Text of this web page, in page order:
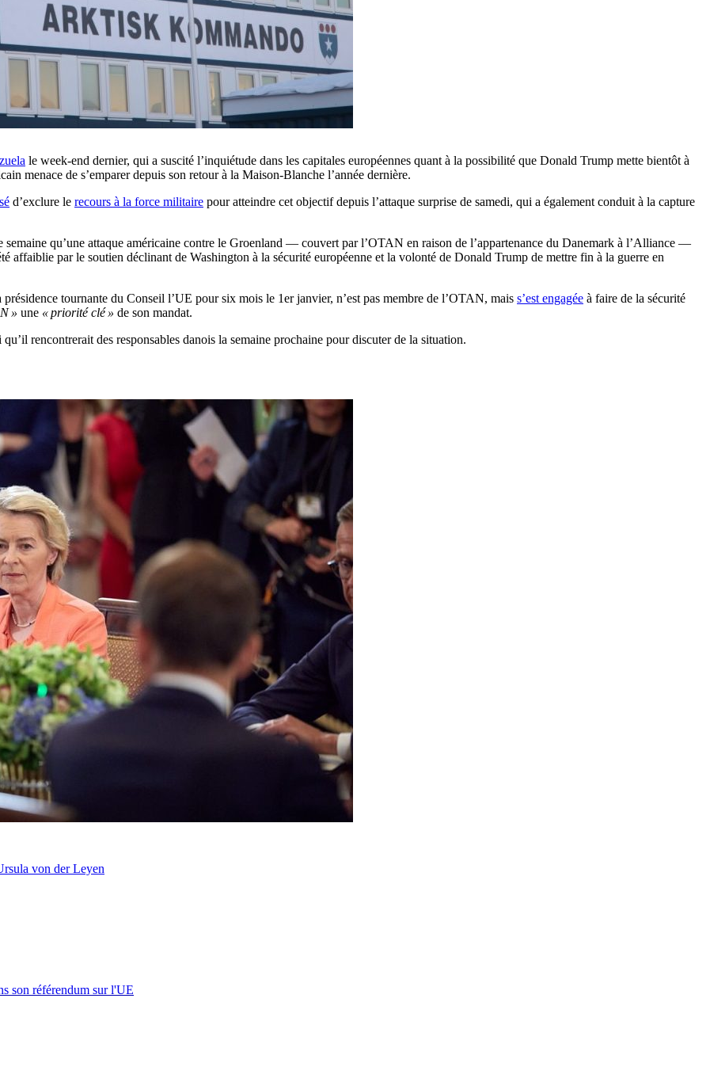
le week-end dernier, qui a suscité l’inquiétude dans les capitales européennes quant à la possibilité que Donald Trump mette bientôt à
menace de s’emparer depuis son retour à la Maison-Blanche l’année dernière.
d’exclure le recours à la force militaire pour atteindre cet objectif depuis l’attaque surprise de samedi, qui a également conduit à la capture
semaine qu’une attaque américaine contre le Groenland — couvert par l’OTAN en raison de l’appartenance du Danemark à l’Alliance —
affaiblie par le soutien déclinant de Washington à la sécurité européenne et la volonté de Donald Trump de mettre fin à la guerre en
tournante du Conseil l’UE pour six mois le 1er janvier, n’est pas membre de l’OTAN, mais s’est engagée à faire de la sécurité
» une « priorité clé » de son mandat.
rencontrerait des responsables danois la semaine prochaine pour discuter de la situation.
von der Leyen
son référendum sur l'UE